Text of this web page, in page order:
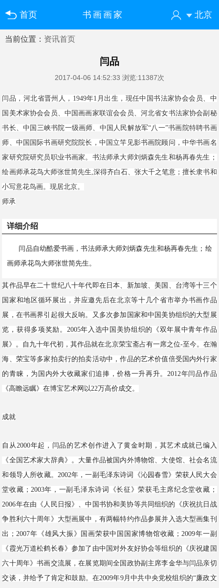
首页 北京
书画画家
您好！欢迎来到中国书画门户网
当前位置： 资讯首页
闫品
2017-04-06 14:52:33 浏览:11387次
闫品，河北省晋州人，1949年1月出生，现任中国书法家协会会员、中
国美术家协会会员、中国画画家联谊会会员、河北省女书法家协会副秘
书长、中国三峡书院一级画师、中国人民解放军“八一”书画院特聘书画
师、中国国际书画研究院院长，中国立竿见影书画院顾问，中华书画名
家研究院研究员职业书画家。书法师承大师刘炳森先生和杨再春先生；
绘画师承花鸟大师张世简先生,深得齐白石、张大千之笔意；擅长隶书和
小写意花鸟画。现居北京。
师承
详细介绍
闫品自幼酷爱书画，书法师承大师刘炳森先生和杨再春先生；绘
画师承花鸟大师张世简先生。
其作品早在二十世纪八十年代即在日本、新加坡、美国、台湾等十三个
国家和地区循环展出，并应邀先后在北京等十几个省市举办书画作品
展，在书画界引起很大反响。又多次参加国家和中国美协组织的大型展
览，获得多项奖励。2005年入选中国美协组织的《双年展中青年作品
展》。自九十年代初，其作品就在北京荣宝斋占有一席之位-至今。在瀚
海、荣宝等多家拍卖行的拍卖活动中，作品的艺术价值倍受国内外行家
的青睐，为国内外大收藏家们追捧，价格一升再升。2012年闫品作品
《高瞻远瞩》在博宝艺术网以22万高价成交。
成就
自从2000年起，闫品的艺术创作进入了黄金时期，其艺术成就已编入
《全国艺术家大辞典》。大量作品被国内外博物馆、大使馆、社会名流
和领导人所收藏。2002年，一副毛泽东诗词《沁园春雪》荣获人民大会
堂收藏；2003年，一副毛泽东诗词《长征》荣获毛主席纪念堂收藏；
2006年在由《人民日报》、中国书协和美协等共同组织的《庆祝抗日战
争胜利六十周年》大型画展中，有两幅特约作品参展并入选大型画集刊
出；2007年《雄风大振》国画荣获中国国家博物馆收藏；2009年一副
《霞光万道松鹤长春》参加了由中国对外友好协会等组织的《庆祝建国
六十周年》书画交流展，在展览期间全国政协副主席李金华与闫品亲切
交谈，并给予了肯定和鼓励。在2009年9月中共中央党校组织的“廉政文